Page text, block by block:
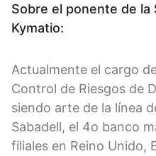
Sobre el ponente de la
Kymatio:
Actualmente el cargo
Control de Riesgos de
siendo arte de la línea
Sabadell, el 4o banco
filiales en Reino Unido,